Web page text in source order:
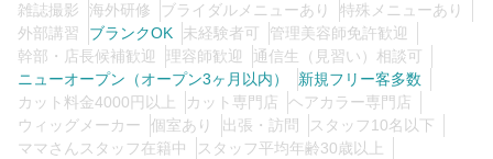
雑誌撮影
海外研修 ブライダルメニューあり
特殊メニューあり
外部講習
ブランクOK 未経験者可
管理美容師免許歓迎
幹部・店長候補歓迎
理容師歓迎
通信生（見習い）相談可
ニューオープン（オープン3ヶ月以内）
新規フリー客多数
カット料金4000円以上
カット専門店
ヘアカラー専門店
ウィッグメーカー
個室あり 出張・訪問
スタッフ10名以下
ママさんスタッフ在籍中
スタッフ平均年齢30歳以上